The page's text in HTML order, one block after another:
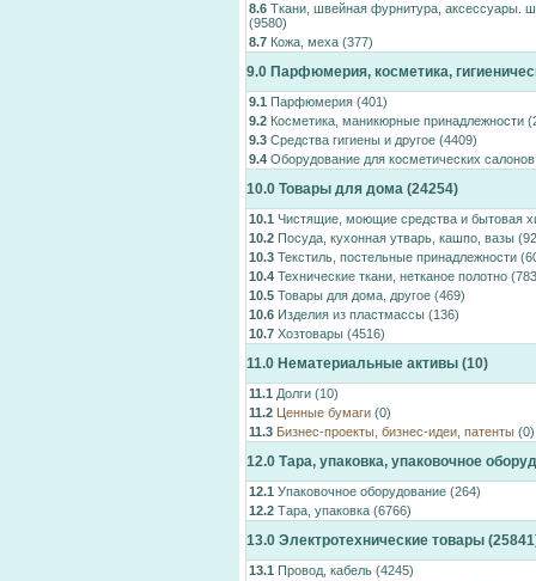
8.6 Ткани, швейная фурнитура, аксессуары.
(9580)
8.7 Кожа, меха (377)
9.0 Парфюмерия, косметика,
9.1 Парфюмерия (401)
9.2 Косметика, маникюрные принадлежности
9.3 Средства гигиены и другое (4409)
9.4 Оборудование для косметических
10.0 Товары для дома (24254)
10.1 Чистящие, моющие средства и бытовая
10.2 Посуда, кухонная утварь, кашпо, вазы
10.3 Текстиль, постельные принадлежности
10.4 Технические ткани, нетканое полотно
10.5 Товары для дома, другое (469)
10.6 Изделия из пластмассы (136)
10.7 Хозтовары (4516)
11.0 Нематериальные активы (10)
11.1 Долги (10)
11.2 Ценные бумаги (0)
11.3 Бизнес-проекты, бизнес-идеи, патенты (0)
12.0 Тара, упаковка, упаковочное
12.1 Упаковочное оборудование (264)
12.2 Тара, упаковка (6766)
13.0 Электротехнические товары
13.1 Провод, кабель (4245)